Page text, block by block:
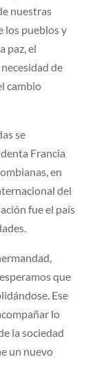
nuestras
los pueblos y
paz, el
de
cambio
se
Francia
en
del
fue el país
que
Ese
lo
la sociedad
un nuevo